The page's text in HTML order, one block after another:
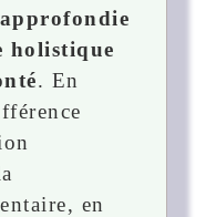
holistique
. En
en